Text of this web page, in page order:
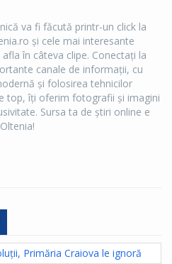
va fi făcută printr-un click la
şi cele mai interesante
în câteva clipe. Conectaţi la
canale de informaţii, cu
şi folosirea tehnicilor
top, îţi oferim fotografii şi imagini
Sursa ta de ştiri online e